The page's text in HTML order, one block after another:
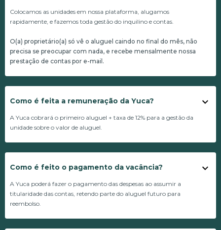
Colocamos as unidades em nossa plataforma, alugamos
rapidamente, e fazemos toda gestão do inquilino e contas.
O(a) proprietário(a) só vê o aluguel caindo no final do mês, não
precisa se preocupar com nada, e recebe mensalmente nossa
prestação de contas por e-mail.
Como é feita a remuneração da Yuca?
A Yuca cobrará o primeiro aluguel + taxa de 12% para a gestão da
unidade sobre o valor de aluguel.
Como é feito o pagamento da vacância?
A Yuca poderá fazer o pagamento das despesas ao assumir a
titularidade das contas, retendo parte do aluguel futuro para
reembolso.